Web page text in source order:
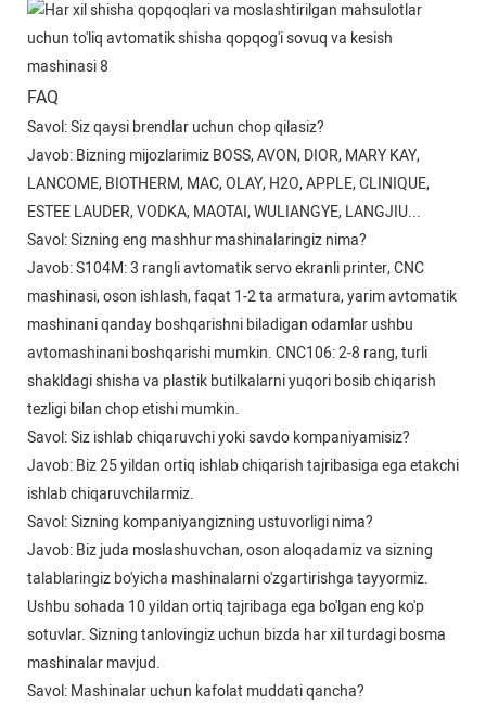
FAQ
Savol: Siz qaysi brendlar uchun chop qilasiz?
Javob: Bizning mijozlarimiz BOSS, AVON, DIOR, MARY KAY,
LANCOME, BIOTHERM, MAC, OLAY, H2O, APPLE, CLINIQUE,
ESTEE LAUDER, VODKA, MAOTAI, WULIANGYE, LANGJIU...
Savol: Sizning eng mashhur mashinalaringiz nima?
Javob: S104M: 3 rangli avtomatik servo ekranli printer, CNC
mashinasi, oson ishlash, faqat 1-2 ta armatura, yarim avtomatik
mashinani qanday boshqarishni biladigan odamlar ushbu
avtomashinani boshqarishi mumkin. CNC106: 2-8 rang, turli
shakldagi shisha va plastik butilkalarni yuqori bosib chiqarish
tezligi bilan chop etishi mumkin.
Savol: Siz ishlab chiqaruvchi yoki savdo kompaniyamisiz?
Javob: Biz 25 yildan ortiq ishlab chiqarish tajribasiga ega etakchi
ishlab chiqaruvchilarmiz.
Savol: Sizning kompaniyangizning ustuvorligi nima?
Javob: Biz juda moslashuvchan, oson aloqadamiz va sizning
talablaringiz bo'yicha mashinalarni o'zgartirishga tayyormiz.
Ushbu sohada 10 yildan ortiq tajribaga ega bo'lgan eng ko'p
sotuvlar. Sizning tanlovingiz uchun bizda har xil turdagi bosma
mashinalar mavjud.
Savol: Mashinalar uchun kafolat muddati qancha?